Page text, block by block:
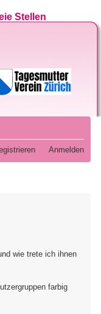
Stellen
Anmelden
wie trete ich ihnen
farbig